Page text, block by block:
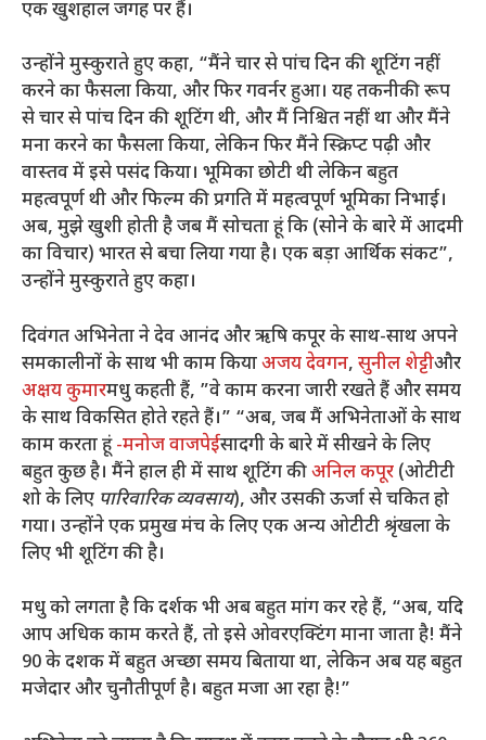
एक खुशहाल जगह पर हैं।
उन्होंने मुस्कुराते हुए कहा, “मैंने चार से पांच दिन की शूटिंग नहीं
करने का फैसला किया, और फिर गवर्नर हुआ। यह तकनीकी रूप
से चार से पांच दिन की शूटिंग थी, और मैं निश्चित नहीं था और मैंने
मना करने का फैसला किया, लेकिन फिर मैंने स्क्रिप्ट पढ़ी और
वास्तव में इसे पसंद किया। भूमिका छोटी थी लेकिन बहुत
महत्वपूर्ण थी और फिल्म की प्रगति में महत्वपूर्ण भूमिका निभाई।
अब, मुझे खुशी होती है जब मैं सोचता हूं कि (सोने के बारे में आदमी
का विचार) भारत से बचा लिया गया है। एक बड़ा आर्थिक संकट”,
उन्होंने मुस्कुराते हुए कहा।
दिवंगत अभिनेता ने देव आनंद और ऋषि कपूर के साथ-साथ अपने
समकालीनों के साथ भी काम कियाअजय देवगन, सुनील शेट्टीऔर
अक्षय कुमारमधु कहती हैं, ”वे काम करना जारी रखते हैं और समय
के साथ विकसित होते रहते हैं।” “अब, जब मैं अभिनेताओं के साथ
काम करता हूं-मनोज वाजपेईसादगी के बारे में सीखने के लिए
बहुत कुछ है। मैंने हाल ही में साथ शूटिंग कीअनिल कपूर (ओटीटी
शो के लिए पारिवारिक व्यवसाय), और उसकी ऊर्जा से चकित हो
गया। उन्होंने एक प्रमुख मंच के लिए एक अन्य ओटीटी श्रृंखला के
लिए भी शूटिंग की है।
मधु को लगता है कि दर्शक भी अब बहुत मांग कर रहे हैं, “अब, यदि
आप अधिक काम करते हैं, तो इसे ओवरएक्टिंग माना जाता है! मैंने
90 के दशक में बहुत अच्छा समय बिताया था, लेकिन अब यह बहुत
मजेदार और चुनौतीपूर्ण है। बहुत मजा आ रहा है!”